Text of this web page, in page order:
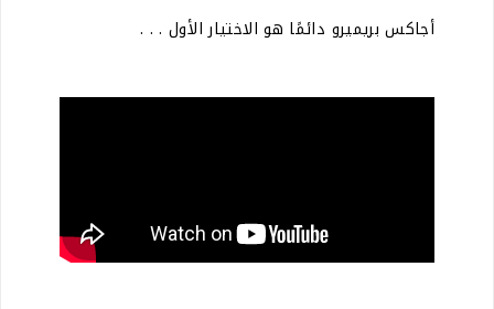
أجاكس بريميرو دائمًا هو الاختيار الأول . . .